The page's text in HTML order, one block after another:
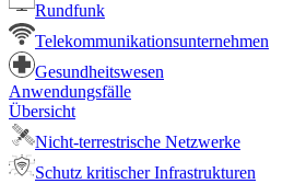
Rundfunk
Telekommunikationsunternehmen
Gesundheitswesen
Anwendungsfälle
Übersicht
Nicht-terrestrische Netzwerke
Schutz kritischer Infrastrukturen